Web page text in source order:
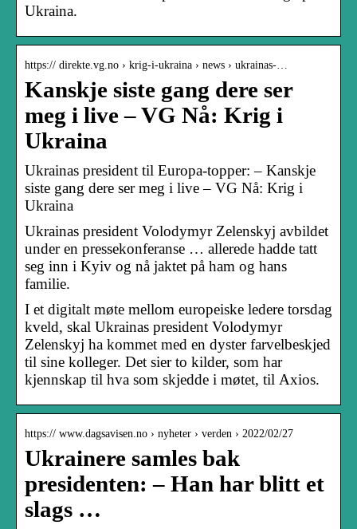
Ukraina.
https:// direkte.vg.no › krig-i-ukraina › news › ukrainas-…
Kanskje siste gang dere ser
meg i live – VG Nå: Krig i
Ukraina
Ukrainas president til Europa-topper: – Kanskje
siste gang dere ser meg i live – VG Nå: Krig i
Ukraina
Ukrainas president Volodymyr Zelenskyj avbildet
under en pressekonferanse … allerede hadde tatt
seg inn i Kyiv og nå jaktet på ham og hans
familie.
I et digitalt møte mellom europeiske ledere torsdag
kveld, skal Ukrainas president Volodymyr
Zelenskyj ha kommet med en dyster farvelbeskjed
til sine kolleger. Det sier to kilder, som har
kjennskap til hva som skjedde i møtet, til Axios.
https:// www.dagsavisen.no › nyheter › verden › 2022/02/27
Ukrainere samles bak
presidenten: – Han har blitt et
slags …